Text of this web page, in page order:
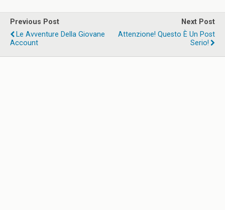
Previous Post
Le Avventure Della Giovane
Account
Next Post
Attenzione! Questo È Un Post
Serio!